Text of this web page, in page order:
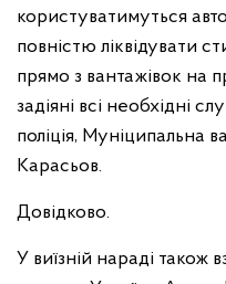
користуватимуться
повністю ліквідувати
прямо з вантажівок на
задіяні всі необхідні
поліція, Муніципальна
Карасьов.
Довідково.
У виїзній нараді також